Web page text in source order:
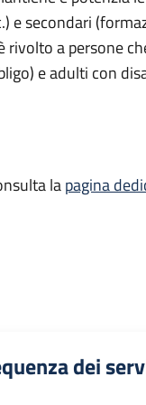
e secondari
rivolto a persone
e adulti con
lapagina
dei